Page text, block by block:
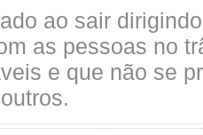
ao sair
as pessoas no
e que não se